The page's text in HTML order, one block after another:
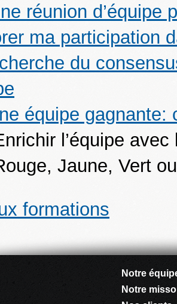
réunion d’équipe
ma participation
du
équipe gagnante:
l’équipe
Jaune, Vert
formations
Notre
Notre